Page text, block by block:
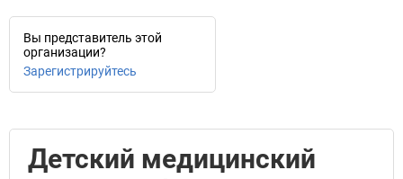
Вы представитель этой
организации?
Зарегистрируйтесь
Детский медицинский